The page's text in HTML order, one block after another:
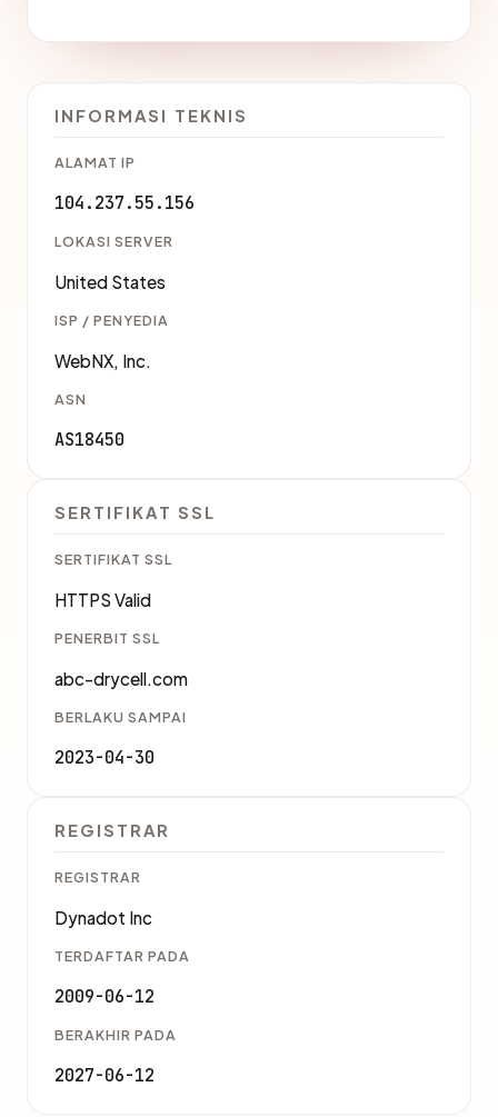
INFORMASI TEKNIS
ALAMAT IP
104.237.55.156
LOKASI SERVER
United States
ISP / PENYEDIA
WebNX, Inc.
ASN
AS18450
SERTIFIKAT SSL
SERTIFIKAT SSL
HTTPS Valid
PENERBIT SSL
abc-drycell.com
BERLAKU SAMPAI
2023-04-30
REGISTRAR
REGISTRAR
Dynadot Inc
TERDAFTAR PADA
2009-06-12
BERAKHIR PADA
2027-06-12